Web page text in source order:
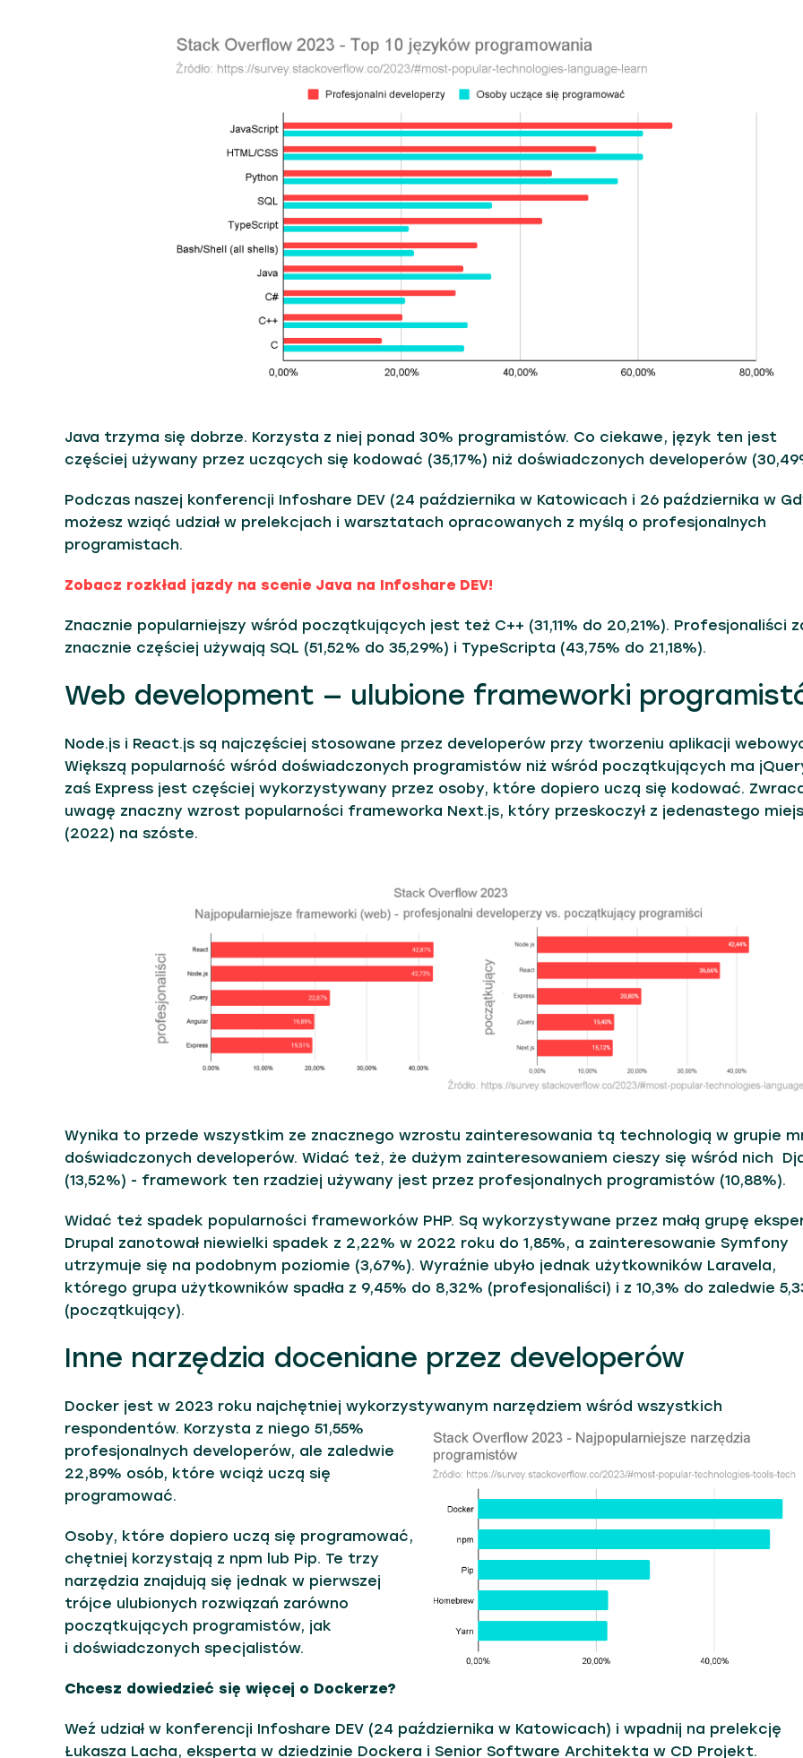
Java trzyma się dobrze. Korzysta z niej ponad 30% programistów. Co ciekawe, język ten jest
częściej używany przez uczących się kodować (35,17%) niż doświadczonych developerów
Podczas naszej konferencji Infoshare DEV (24 października w Katowicach i 26 października w
możesz wziąć udział w prelekcjach i warsztatach opracowanych z myślą o profesjonalnych
programistach.
Zobacz rozkład jazdy na scenie Java na Infoshare DEV!
Znacznie popularniejszy wśród początkujących jest też C++ (31,11% do 20,21%). Profesjonaliści
znacznie częściej używają SQL (51,52% do 35,29%) i TypeScripta (43,75% do 21,18%).
Web development — ulubione frameworki
Node.js i React.js są najczęściej stosowane przez developerów przy tworzeniu aplikacji
Większą popularność wśród doświadczonych programistów niż wśród początkujących ma
zaś Express jest częściej wykorzystywany przez osoby, które dopiero uczą się kodować.
uwagę znaczny wzrost popularności frameworka Next.js, który przeskoczył z jedenastego
(2022) na szóste.
Wynika to przede wszystkim ze znacznego wzrostu zainteresowania tą technologią w grupie
doświadczonych developerów. Widać też, że dużym zainteresowaniem cieszy się wśród nich
(13,52%) - framework ten rzadziej używany jest przez profesjonalnych programistów (10,88%).
Widać też spadek popularności frameworków PHP. Są wykorzystywane przez małą grupę
Drupal zanotował niewielki spadek z 2,22% w 2022 roku do 1,85%, a zainteresowanie Symfony
utrzymuje się na podobnym poziomie (3,67%). Wyraźnie ubyło jednak użytkowników Laravela,
którego grupa użytkowników spadła z 9,45% do 8,32% (profesjonaliści) i z 10,3% do zaledwie
(początkujący).
Inne narzędzia doceniane przez developerów
Docker jest w 2023 roku najchętniej wykorzystywanym narzędziem wśród wszystkich
respondentów. Korzysta z niego 51,55%
profesjonalnych developerów, ale zaledwie
22,89% osób, które wciąż uczą się
programować.
Osoby, które dopiero uczą się programować,
chętniej korzystają z npm lub Pip. Te trzy
narzędzia znajdują się jednak w pierwszej
trójce ulubionych rozwiązań zarówno
początkujących programistów, jak
i doświadczonych specjalistów.
Chcesz dowiedzieć się więcej o Dockerze?
Weź udział w konferencji Infoshare DEV (24 października w Katowicach) i wpadnij na prelekcję
Łukasza Lacha, eksperta w dziedzinie Dockera i Senior Software Architekta w CD Projekt.